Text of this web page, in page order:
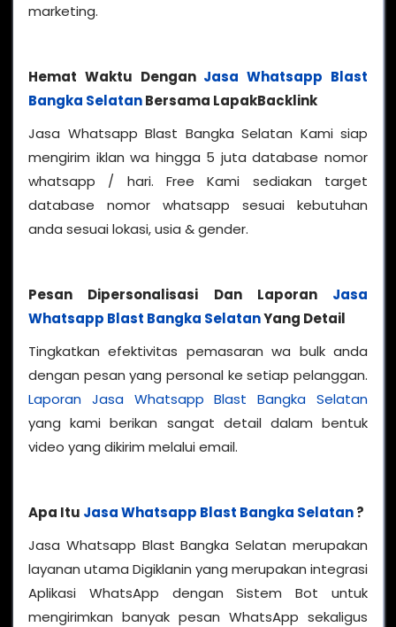
marketing.
Hemat Waktu Dengan Jasa Whatsapp Blast
Bangka SelatanBersama LapakBacklink
Jasa Whatsapp Blast Bangka Selatan Kami siap
mengirim iklan wa hingga 5 juta database nomor
whatsapp / hari. Free Kami sediakan target
database nomor whatsapp sesuai kebutuhan
anda sesuai lokasi, usia & gender.
Pesan Dipersonalisasi Dan Laporan Jasa
Whatsapp Blast Bangka SelatanYang Detail
Tingkatkan efektivitas pemasaran wa bulk anda
dengan pesan yang personal ke setiap pelanggan.
Laporan Jasa Whatsapp Blast Bangka Selatan
yang kami berikan sangat detail dalam bentuk
video yang dikirim melalui email.
Apa Itu Jasa Whatsapp Blast Bangka Selatan?
Jasa Whatsapp Blast Bangka Selatan merupakan
layanan utama Digiklanin yang merupakan integrasi
Aplikasi WhatsApp dengan Sistem Bot untuk
mengirimkan banyak pesan WhatsApp sekaligus